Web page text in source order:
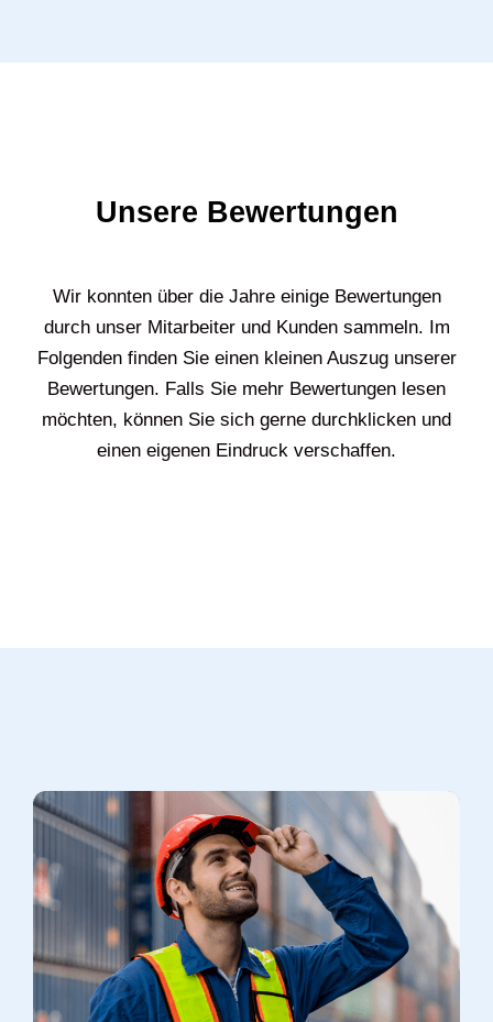
Unsere Bewertungen
Wir konnten über die Jahre einige Bewertungen
durch unser Mitarbeiter und Kunden sammeln. Im
Folgenden finden Sie einen kleinen Auszug unserer
Bewertungen. Falls Sie mehr Bewertungen lesen
möchten, können Sie sich gerne durchklicken und
einen eigenen Eindruck verschaffen.